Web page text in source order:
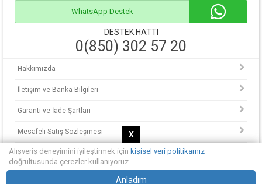
WhatsApp Destek
DESTEK HATTI
0(850) 302 57 20
Hakkımızda
İletişim ve Banka Bilgileri
Garanti ve İade Şartları
Mesafeli Satış Sözleşmesi
KVKK Politikası
© Copyright 2013 - 2025.
Alışveriş deneyimini iyileştirmek için kişisel veri politikamız
doğrultusunda çerezler kullanıyoruz.
Anladım
X